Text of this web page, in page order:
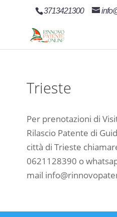
3713421300
Trieste
Per prenotazioni di
Rilascio Patente di
città di Trieste
0621128390 o
mail